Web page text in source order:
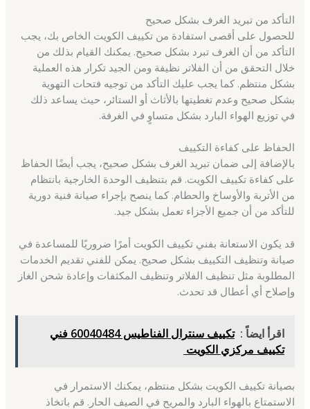
التأكد من تبريد الغرف بشكل صحيح
للحصول على أقصى استفادة من تكييف الكويت الخاص بك، يجب
التأكد من أن الغرف تبرد بشكل صحيح. يمكنك القيام بذلك من
خلال التحقق من أن الفلاتر نظيفة ومن الجيد تكرار هذه العملية
بشكل منتظم. كما يجب عليك التأكد من توجيه فتحات التهوية
بشكل صحيح وعدم تغطيتها بالأثاث أو الستائر، حيث يساعد ذلك
في توزيع الهواء البارد بشكل متساوٍ في الغرفة.
الحفاظ على كفاءة التكييف
بالإضافة إلى ضمان تبريد الغرف بشكل صحيح، يجب أيضًا الحفاظ
على كفاءة تكييف الكويت. قم بتنظيف الوحدة الخارجية بانتظام
من الأتربة والأوساخ والحطام. كما ينصح بإجراء صيانة فنية دورية
للتأكد من أن جميع الأجزاء تعمل بشكل جيد.
قد يكون الاستعانة بفني تكييف الكويت أمرًا ضروريًا للمساعدة في
صيانة وتنظيف التكييف بشكل صحيح. يمكن للفني تقديم الخدمات
المطلوبة مثل تنظيف الفلاتر وتنظيف المكثفات وإعادة شحن الغاز
وإصلاح أي أعطال قد تحدث.
اقرأ ايضاً :
تكييف سنترال الفناطيس 60040484 فني
تكييف مركزي الكويت
بصيانة تكييف الكويت بشكل منتظم، يمكنك الاستمرار في
الاستمتاع بالهواء البارد والمريح في الصيف الحار. قم باتخاذ